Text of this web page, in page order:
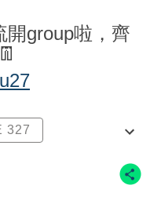
開group啦，齊
327